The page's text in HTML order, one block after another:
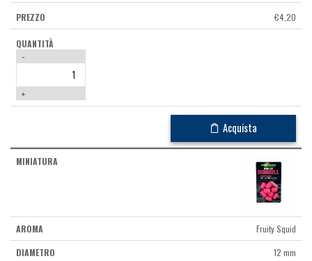
€4,20
-
+
Acquista
Fruity Squid
12 mm